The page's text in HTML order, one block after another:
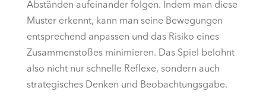
Abständen aufeinander folgen. Indem man diese
Muster erkennt, kann man seine Bewegungen
entsprechend anpassen und das Risiko eines
Zusammenstoßes minimieren. Das Spiel belohnt
also nicht nur schnelle Reflexe, sondern auch
strategisches Denken und Beobachtungsgabe.